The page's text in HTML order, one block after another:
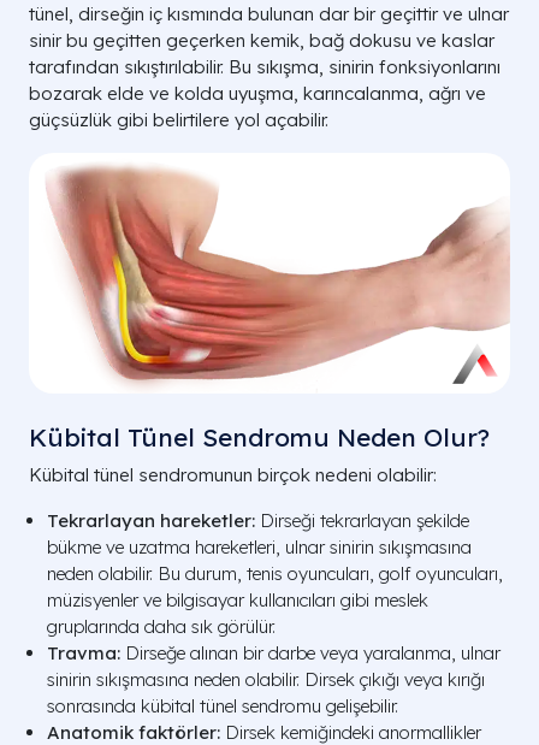
tünel, dirseğin iç kısmında bulunan dar bir geçittir ve ulnar
sinir bu geçitten geçerken kemik, bağ dokusu ve kaslar
tarafından sıkıştırılabilir. Bu sıkışma, sinirin fonksiyonlarını
bozarak elde ve kolda uyuşma, karıncalanma, ağrı ve
güçsüzlük gibi belirtilere yol açabilir.
Kübital Tünel Sendromu Neden Olur?
Kübital tünel sendromunun birçok nedeni olabilir:
Tekrarlayan hareketler: Dirseği tekrarlayan şekilde
bükme ve uzatma hareketleri, ulnar sinirin sıkışmasına
neden olabilir. Bu durum, tenis oyuncuları, golf oyuncuları,
müzisyenler ve bilgisayar kullanıcıları gibi meslek
gruplarında daha sık görülür.
Travma: Dirseğe alınan bir darbe veya yaralanma, ulnar
sinirin sıkışmasına neden olabilir. Dirsek çıkığı veya kırığı
sonrasında kübital tünel sendromu gelişebilir.
Anatomik faktörler: Dirsek kemiğindeki anormallikler